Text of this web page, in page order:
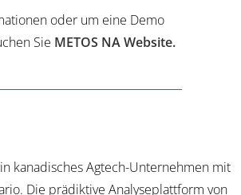
oder um eine Demo
Sie METOS NA Website.
kanadisches Agtech-Unternehmen mit
Die prädiktive Analyseplattform von